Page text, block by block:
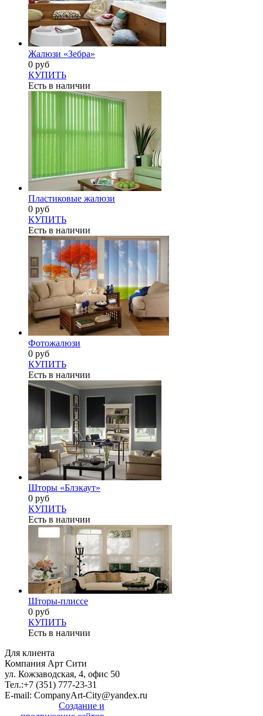
Жалюзи «Зебра»
0 руб
КУПИТЬ
Есть в наличии
Пластиковые жалюзи
0 руб
КУПИТЬ
Есть в наличии
Фотожалюзи
0 руб
КУПИТЬ
Есть в наличии
Шторы «Блэкаут»
0 руб
КУПИТЬ
Есть в наличии
Шторы-плиссе
0 руб
КУПИТЬ
Есть в наличии
Для клиента
Компания Арт Сити
ул. Кожзаводская, 4, офис 50
Тел.:+7 (351) 777-23-31
E-mail: CompanyArt-City@yandex.ru
Создание и